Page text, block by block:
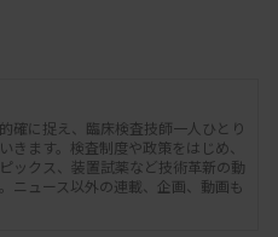
に発見し、適切な栄養管
としている。
確に捉え、臨床検査技師一人ひとり
きます。検査制度や政策をはじめ、
ックス、装置試薬など技術革新の動
ニュース以外の連載、企画、動画も